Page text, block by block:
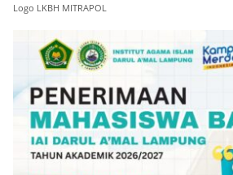
Logo LKBH MITRAPOL